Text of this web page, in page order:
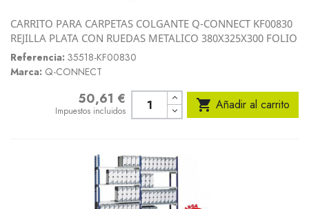
CARRITO PARA CARPETAS COLGANTE Q-CONNECT KF00830
REJILLA PLATA CON RUEDAS METALICO 380X325X300 FOLIO
Referencia: 35518-KF00830
Marca: Q-CONNECT
Precio50,61 €
Impuestos incluidos  Añadir al carrito